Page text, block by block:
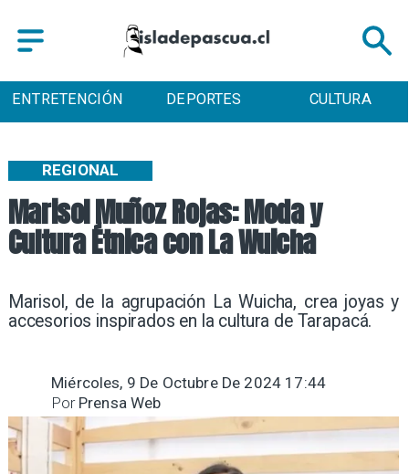
DEPORTES CULTURA
Marisol Muñoz Rojas: Moda y
Cultura Étnica con La Wuicha
​Marisol, de la agrupación La Wuicha, crea joyas y
accesorios inspirados en la cultura de Tarapacá.
REGIONAL
Miércoles, 9 De Octubre De 2024 17:44
Prensa Web
Por